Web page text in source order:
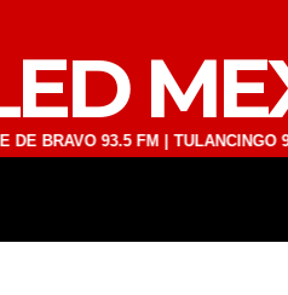
93.5 FM | TULANCINGO 97.1